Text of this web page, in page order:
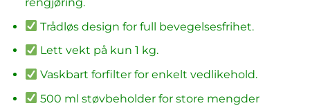
Trådløs design for full bevegelsesfrihet.
Lett vekt på kun 1 kg.
Vaskbart forfilter for enkelt vedlikehold.
500 ml støvbeholder for store mengder